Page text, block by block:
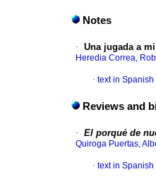
Notes
· Una jugada a
Heredia Correa,
· text in Spanish
Reviews and
· El porqué de
Quiroga Puertas,
· text in Spanish